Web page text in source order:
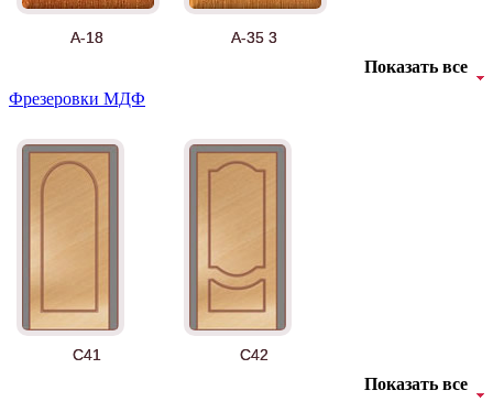
А-18 А-35 3
Б-35 3
Показать все
Фрезеровки МДФ
C41 C42
Показать все